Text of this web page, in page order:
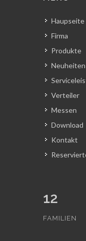
Haupseite
Firma
Produkte
Neuheiten
Verteiler
Messen
Download
Kontakt
12
FAMILIEN